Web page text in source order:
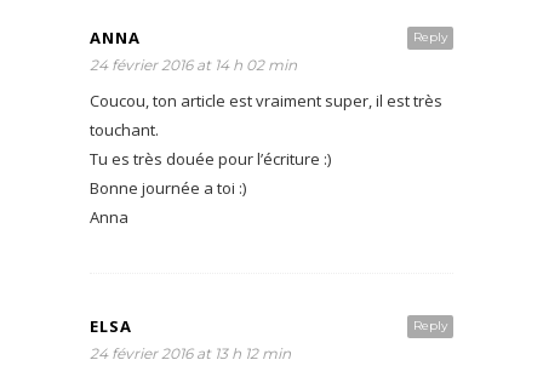
Reply
ANNA
24 février 2016 at 14 h 02 min
Coucou, ton article est vraiment super, il est très
touchant.
Tu es très douée pour l’écriture :)
Bonne journée a toi :)
Anna
Reply
ELSA
24 février 2016 at 13 h 12 min